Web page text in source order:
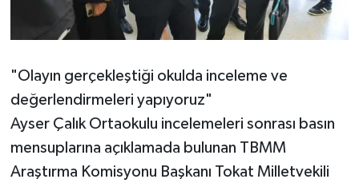
"Olayın gerçekleştiği okulda inceleme ve
değerlendirmeleri yapıyoruz"
Ayser Çalık Ortaokulu incelemeleri sonrası basın
mensuplarına açıklamada bulunan TBMM
Araştırma Komisyonu Başkanı Tokat Milletvekili